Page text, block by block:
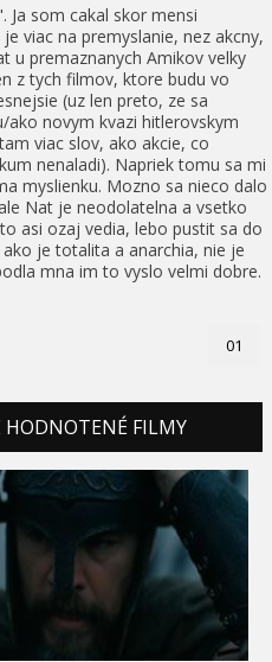
Ja som cakal skor mensi
viac na premyslanie, nez akcny,
u premaznanych Amikov velky
z tych filmov, ktore budu vo
(uz len preto, ze sa
ako novym kvazi hitlerovskym
viac slov, ako akcie, co
nenaladi). Napriek tomu sa mi
myslienku. Mozno sa nieco dalo
Nat je neodolatelna a vsetko
asi ozaj vedia, lebo pustit sa do
je totalita a anarchia, nie je
mna im to vyslo velmi dobre.
01
HODNOTENÉ FILMY